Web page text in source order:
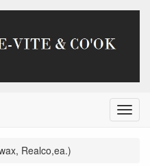
Menu
Realco,ea.)